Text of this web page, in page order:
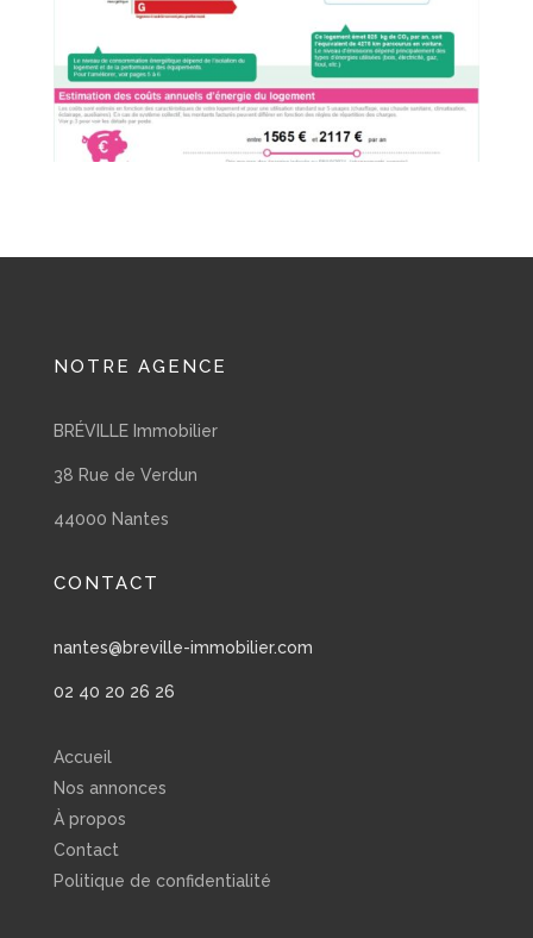
NOTRE AGENCE
BRÉVILLE Immobilier
38 Rue de Verdun
44000 Nantes
CONTACT
nantes@breville-immobilier.com
02 40 20 26 26
Accueil
Nos annonces
À propos
Contact
Politique de confidentialité